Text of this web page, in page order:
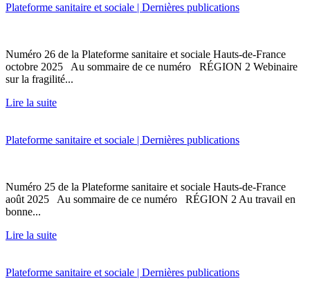
Plateforme sanitaire et sociale | Dernières publications
Numéro 26 de la Plateforme sanitaire et sociale Hauts-de-France
octobre 2025 Au sommaire de ce numéro RÉGION 2 Webinaire
sur la fragilité...
Lire la suite
Plateforme sanitaire et sociale | Dernières publications
Numéro 25 de la Plateforme sanitaire et sociale Hauts-de-France
août 2025 Au sommaire de ce numéro RÉGION 2 Au travail en
bonne...
Lire la suite
Plateforme sanitaire et sociale | Dernières publications